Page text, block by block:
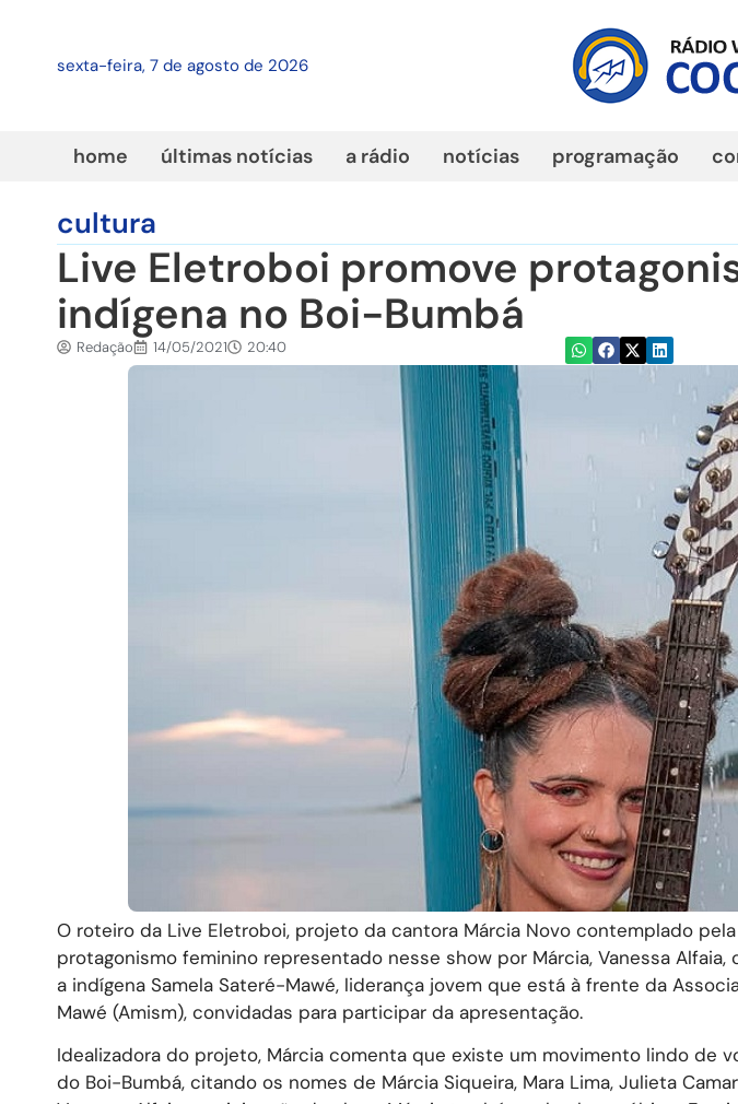
sexta-feira, 7 de agosto de 2026
home últimas notícias a rádio notícias programação
cultura
Live Eletroboi promove
indígena no Boi-Bumbá
Redação 14/05/2021 20:40
O roteiro da Live Eletroboi, projeto da cantora Márcia Novo contemplado pela
protagonismo feminino representado nesse show por Márcia, Vanessa
a indígena Samela Sateré-Mawé, liderança jovem que está à frente da
Mawé (Amism), convidadas para participar da apresentação.
Idealizadora do projeto, Márcia comenta que existe um movimento lindo de
do Boi-Bumbá, citando os nomes de Márcia Siqueira, Mara Lima, Julieta